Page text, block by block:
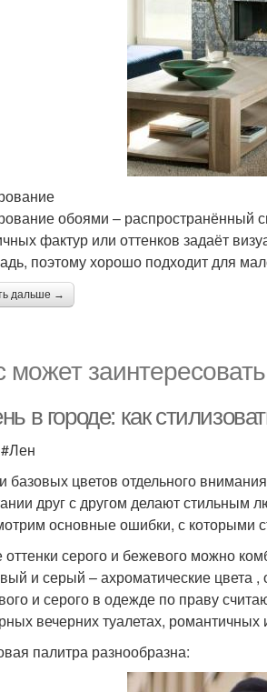
обоями – распространённый
фактур или оттенков задаёт
поэтому хорошо подходит для
дальше →
может заинтересовать
в городе: как
базовых цветов отдельного
друг с другом делают стильным
основные ошибки, с которыми
оттенки серого и бежевого можно
и серый – ахроматические цвета
и серого в одежде по праву
вечерних туалетах, романтичных
палитра разнообразна: